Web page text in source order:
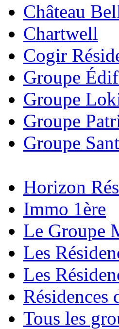
Château
Chartwell
Cogir
Groupe
Groupe
Groupe
Groupe
Horizon
Immo 1ère
Le Groupe
Les
Les
Résidences
Tous les